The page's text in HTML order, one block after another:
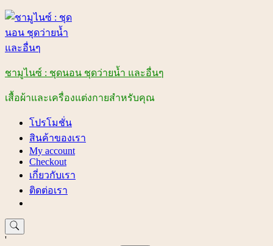
Skip
content
ชามูไนซ์ : ชุดนอน ชุดว่ายน้ำ และอื่นๆ
เสื้อผ้าและเครื่องแต่งกายสำหรับคุณ
โปรโมชั่น
สินค้าของเรา
My account
Checkout
เกี่ยวกับเรา
ติดต่อเรา
'